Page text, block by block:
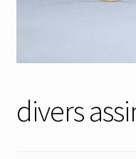
Mon Compte
divers